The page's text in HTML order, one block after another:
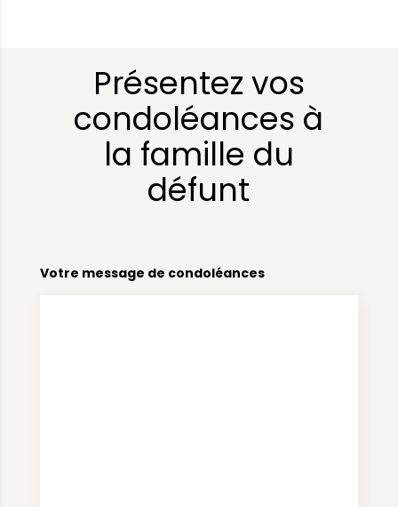
Présentez vos
condoléances à
la famille du
défunt
Votre message de condoléances